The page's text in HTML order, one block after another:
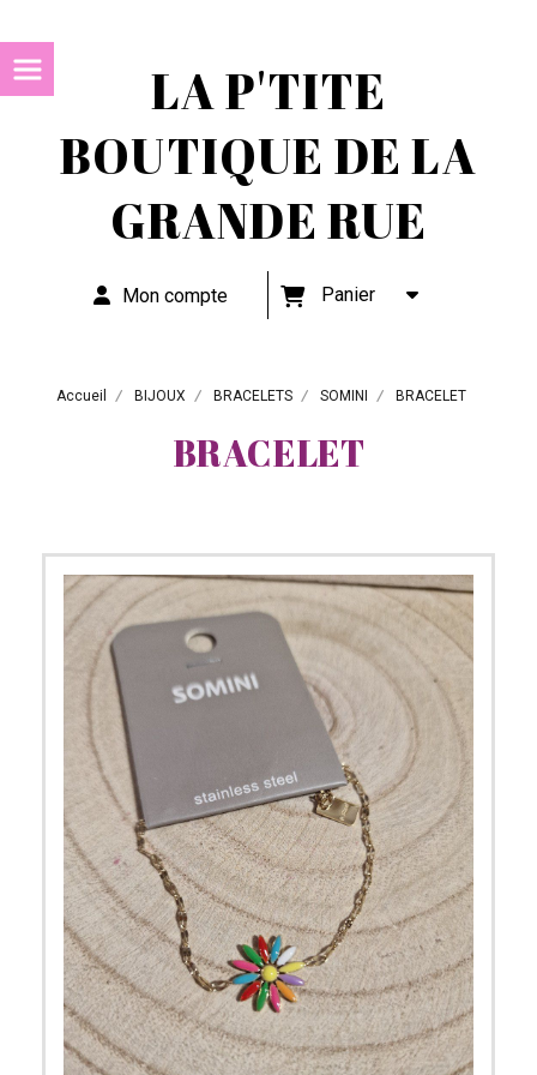
LA P'TITE
BOUTIQUE DE LA
GRANDE RUE
Mon compte Panier
Accueil BIJOUX BRACELETS SOMINI BRACELET
BRACELET